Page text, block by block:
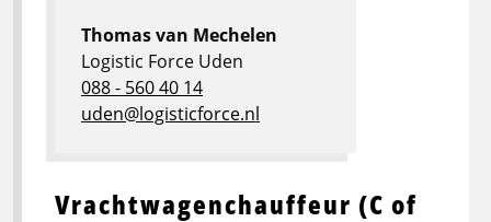
Vrachtwagenchauffeur (C of
Thomas van Mechelen
Logistic Force Uden
088 - 560 40 14
uden@logisticforce.nl